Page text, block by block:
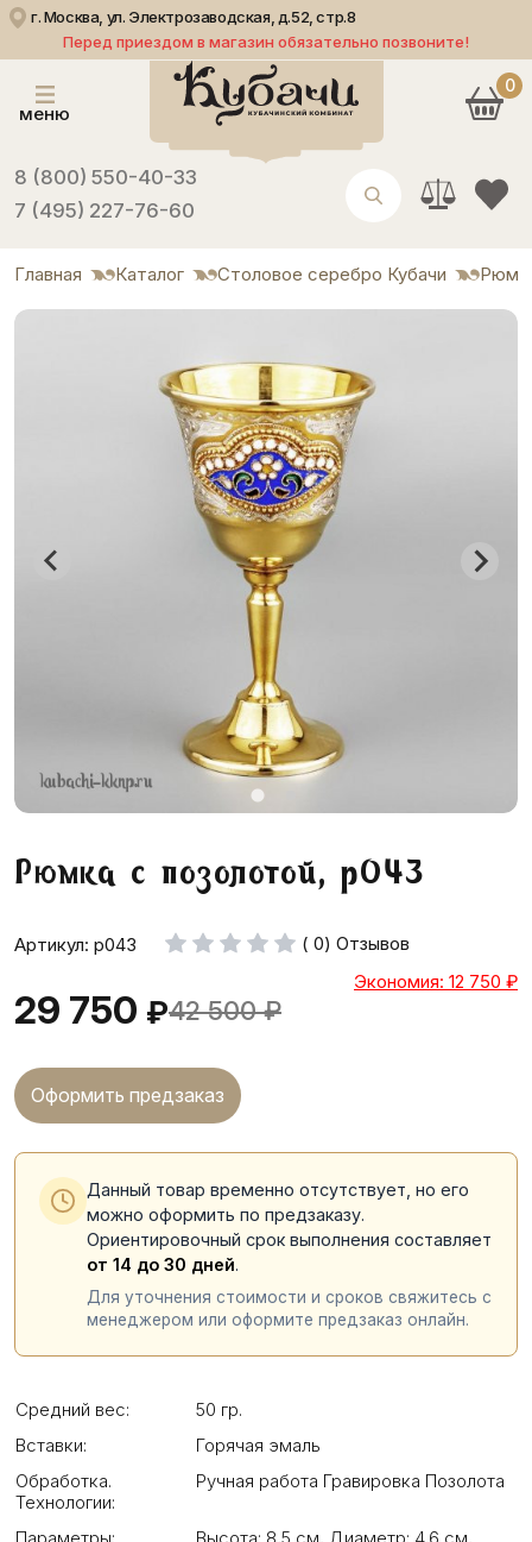
г. Москва, ул. Электрозаводская, д.52, стр.8
Перед приездом в магазин обязательно позвоните!
меню
8 (800) 550-40-33
7 (495) 227-76-60
0
Главная Каталог Столовое серебро Кубачи
Рюмка с позолотой, р043
Артикул: р043 ( 0) Отзывов
29 750 ₽42 500 ₽
Экономия: 12 750 ₽
Оформить предзаказ
Данный товар временно отсутствует, но его
можно оформить по предзаказу.
Ориентировочный срок выполнения составляет
от 14 до 30 дней.
Для уточнения стоимости и сроков свяжитесь с
менеджером или оформите предзаказ онлайн.
Средний вес:
50 гр.
Вставки:
Горячая эмаль
Обработка.
Технологии:
Ручная работа Гравировка Позолота